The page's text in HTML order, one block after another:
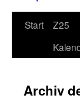
Start
Z25
Archiv